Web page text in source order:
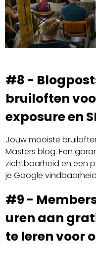
#8 -
bruiloften
exposure en
Jouw mooiste
Masters blog. Een
zichtbaarheid en een
je Google
#9 -
uren aan
te leren voor